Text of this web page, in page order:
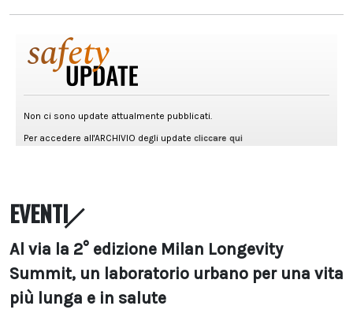
EVENTI
Al via la 2° edizione Milan Longevity
Summit, un laboratorio urbano per una vita
più lunga e in salute